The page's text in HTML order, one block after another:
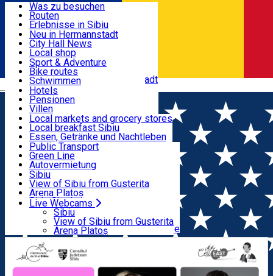
Română
Nützliche informationen
Aktivitäten & Abenteuer
Unterkunft
Essen, Getränke & Nachtleben
Transport & Parken
Live Webcams
Was zu besuchen
Routen
Erlebnisse in Sibiu
Podcast
Kultur
Museen
Kirchen
Parks, Zoo
Im Umkreis von Hermannstadt
Neu in Hermannstadt
City Hall News
Local shop
Sibiu Handwerker
Sibiul Verde
Public services
Bildung
Wie komme ich nach Sibiu?
Touristeninfo
Reiseführer
Guided tours
Local publication
Schönheitssalon
Sport & Adventure
Bike routes
Schwimmen
Reiten
Fitnessstudio
Loc de joacă indoor
Loc de joacă outdoor
Ski
Eislaufen
Yoga
Hotels
Pensionen
Villen
Hostels
Motels
Camping
Zimmer zu vermieten
Wohnungen
Unterkunft außerhalb von Sibiu
Local markets and grocery stores
Local breakfast Sibiu
Essen, Getränke und Nachtleben
Pizza
Fast Food
Kaffeestube
Konditorei
Pub, Bar
Nachtclubs
Bäckerei
Public Transport
Green Line
Autovermietung
Fahrad verleih
Scooter rentals
Taxi
Ride Sharing
Park-Tickets
Parkplätze
Ladestationen für Elektrofahrzeuge
Sibiu
View of Sibiu from Gusterita
Arena Platoș
Live Webcams
Sibiu
View of Sibiu from Gusterita
Arena Platoș
Home Concert
Concert simfonic – Vanessa Benelli
Mosell | Lele Wangwang